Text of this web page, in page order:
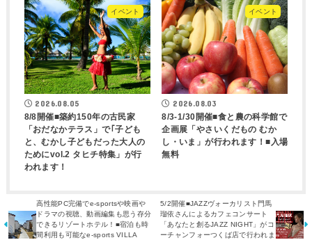
イベント
2026.08.05
8/8開催■築約150年の古民家
「おだなかテラス」で｢子ども
と、むかし子どもだった大人の
ためにvol.2 タヒチ特集」が行
われます！
イベント
2026.08.03
8/3-1/30開催■食と農の科学館で
企画展「やさいくだもの むか
し・いま」が行われます！■入場
無料
高性能PC完備でe-sportsや映画や
ドラマの視聴、動画編集も思う存分
できるリゾートホテル！■宿泊も時
間利用も可能なe-sports VILLA
5/2開催■JAZZヴォーカリスト門馬
瑠依さんによるカフェコンサート
「あなたと創るJAZZ NIGHT」がコ
ーチャンフォーつくば店で行われま